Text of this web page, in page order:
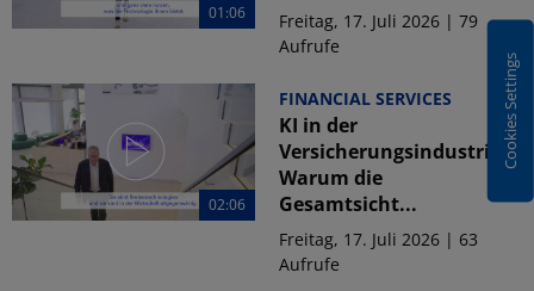
01:06
Freitag, 17. Juli 2026 | 79
Aufrufe
02:06
FINANCIAL SERVICES
KI in der
Versicherungsindustrie:
Warum die
Gesamtsicht...
Freitag, 17. Juli 2026 | 63
Aufrufe
Cookies Settings